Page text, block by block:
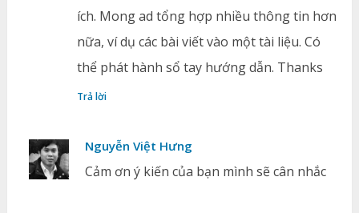
ích. Mong ad tổng hợp nhiều thông tin hơn
nữa, ví dụ các bài viết vào một tài liệu. Có
thể phát hành sổ tay hướng dẫn. Thanks
Trả lời
Nguyễn Việt Hưng
Cảm ơn ý kiến của bạn mình sẽ cân nhắc